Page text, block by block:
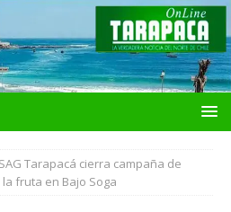
SAG Tarapacá cierra campaña de
fruta en Bajo Soga